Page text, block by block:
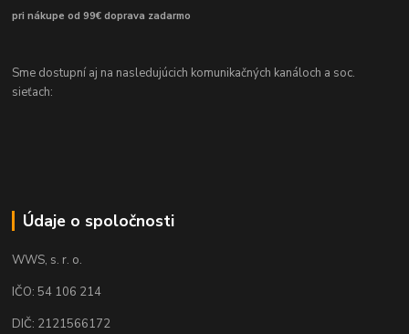
pri nákupe od 99€ doprava zadarmo
Sme dostupní aj na nasledujúcich komunikačných kanáloch a soc.
sieťach:
Údaje o spoločnosti
WWS, s. r. o.
IČO: 54 106 214
DIČ: 2121566172